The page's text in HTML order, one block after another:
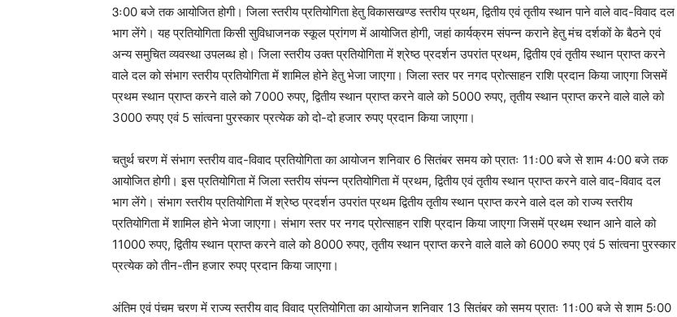
3ः00 बजे तक आयोजित होगी। जिला स्तरीय प्रतियोगिता हेतु विकासखण्ड स्तरीय प्रथम, द्वितीय एवं तृतीय स्थान पाने वाले वाद-विवाद दल
भाग लेंगे। यह प्रतियोगिता किसी सुविधाजनक स्कूल प्रांगण में आयोजित होगी, जहां कार्यक्रम संपन्न कराने हेतु मंच दर्शकों के बैठने एवं
अन्य समुचित व्यवस्था उपलब्ध हो। जिला स्तरीय उक्त प्रतियोगिता में श्रेष्ठ प्रदर्शन उपरांत प्रथम, द्वितीय एवं तृतीय स्थान प्राप्त करने
वाले दल को संभाग स्तरीय प्रतियोगिता में शामिल होने हेतु भेजा जाएगा। जिला स्तर पर नगद प्रोत्साहन राशि प्रदान किया जाएगा जिसमें
प्रथम स्थान प्राप्त करने वाले को 7000 रुपए, द्वितीय स्थान प्राप्त करने वाले को 5000 रुपए, तृतीय स्थान प्राप्त करने वाले वाले को
3000 रुपए एवं 5 सांत्वना पुरस्कार प्रत्येक को दो-दो हजार रुपए प्रदान किया जाएगा।
चतुर्थ चरण में संभाग स्तरीय वाद-विवाद प्रतियोगिता का आयोजन शनिवार 6 सितंबर समय को प्रातः 11ः00 बजे से शाम 4ः00 बजे तक
आयोजित होगी। इस प्रतियोगिता में जिला स्तरीय संपन्न प्रतियोगिता में प्रथम, द्वितीय एवं तृतीय स्थान प्राप्त करने वाले वाद-विवाद दल
भाग लेंगे। संभाग स्तरीय प्रतियोगिता में श्रेष्ठ प्रदर्शन उपरांत प्रथम द्वितीय तृतीय स्थान प्राप्त करने वाले दल को राज्य स्तरीय
प्रतियोगिता में शामिल होने भेजा जाएगा। संभाग स्तर पर नगद प्रोत्साहन राशि प्रदान किया जाएगा जिसमें प्रथम स्थान आने वाले को
11000 रुपए, द्वितीय स्थान प्राप्त करने वाले को 8000 रुपए, तृतीय स्थान प्राप्त करने वाले वाले को 6000 रुपए एवं 5 सांत्वना पुरस्कार
प्रत्येक को तीन-तीन हजार रुपए प्रदान किया जाएगा।
अंतिम एवं पंचम चरण में राज्य स्तरीय वाद विवाद प्रतियोगिता का आयोजन शनिवार 13 सितंबर को समय प्रातः 11ः00 बजे से शाम 5ः00